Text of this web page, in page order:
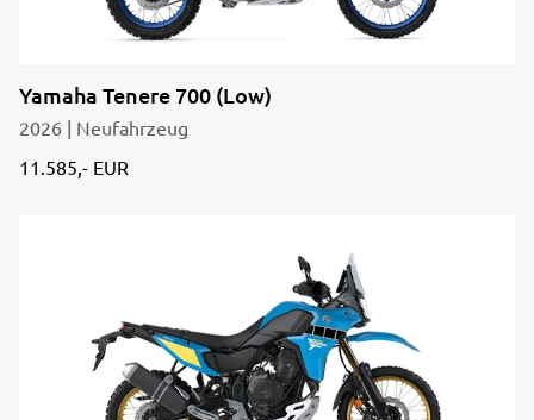
Yamaha Tenere 700 (Low)
2026 | Neufahrzeug
11.585,- EUR